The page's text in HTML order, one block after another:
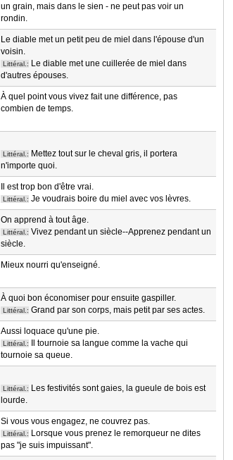
un grain, mais dans le sien - ne peut pas voir un
rondin.
Le diable met un petit peu de miel dans l'épouse d'un
voisin.
Littéral.: Le diable met une cuillerée de miel dans
d'autres épouses.
À quel point vous vivez fait une différence, pas
combien de temps.
Littéral.: Mettez tout sur le cheval gris, il portera
n'importe quoi.
Il est trop bon d'être vrai.
Littéral.: Je voudrais boire du miel avec vos lèvres.
On apprend à tout âge.
Littéral.: Vivez pendant un siècle--Apprenez pendant un
siècle.
Mieux nourri qu'enseigné.
À quoi bon économiser pour ensuite gaspiller.
Littéral.: Grand par son corps, mais petit par ses actes.
Aussi loquace qu'une pie.
Littéral.: Il tournoie sa langue comme la vache qui
tournoie sa queue.
Littéral.: Les festivités sont gaies, la gueule de bois est
lourde.
Si vous vous engagez, ne couvrez pas.
Littéral.: Lorsque vous prenez le remorqueur ne dites
pas "je suis impuissant".